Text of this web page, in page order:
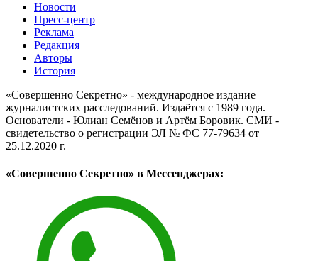
Новости
Пресс-центр
Реклама
Редакция
Авторы
История
«Совершенно Секретно» - международное издание
журналистских расследований. Издаётся с 1989 года.
Основатели - Юлиан Семёнов и Артём Боровик. CМИ -
свидетельство о регистрации ЭЛ № ФС 77-79634 от
25.12.2020 г.
«Совершенно Секретно» в Мессенджерах: